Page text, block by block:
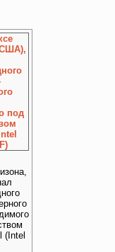
(Intel